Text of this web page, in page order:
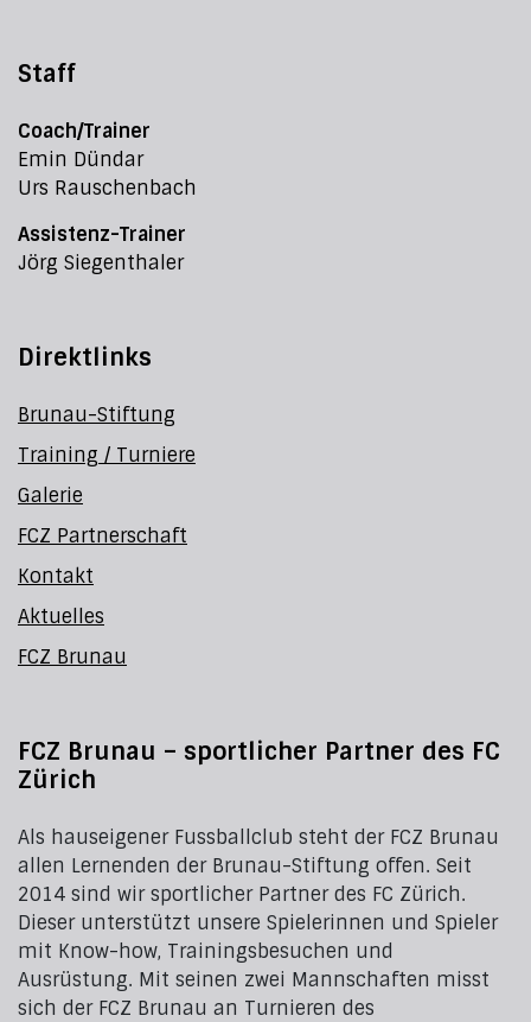
Staff
Coach/Trainer
Emin Dündar
Urs Rauschenbach
Assistenz-Trainer
Jörg Siegenthaler
Direktlinks
Brunau-Stiftung
Training / Turniere
Galerie
FCZ Partnerschaft
Kontakt
Aktuelles
FCZ Brunau
FCZ Brunau – sportlicher Partner des FC
Zürich
Als hauseigener Fussballclub steht der FCZ Brunau
allen Lernenden der Brunau-Stiftung offen. Seit
2014 sind wir sportlicher Partner des FC Zürich.
Dieser unterstützt unsere Spielerinnen und Spieler
mit Know-how, Trainingsbesuchen und
Ausrüstung. Mit seinen zwei Mannschaften misst
sich der FCZ Brunau an Turnieren des